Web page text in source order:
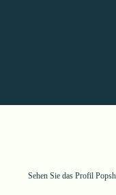
Sehen Sie das Profil